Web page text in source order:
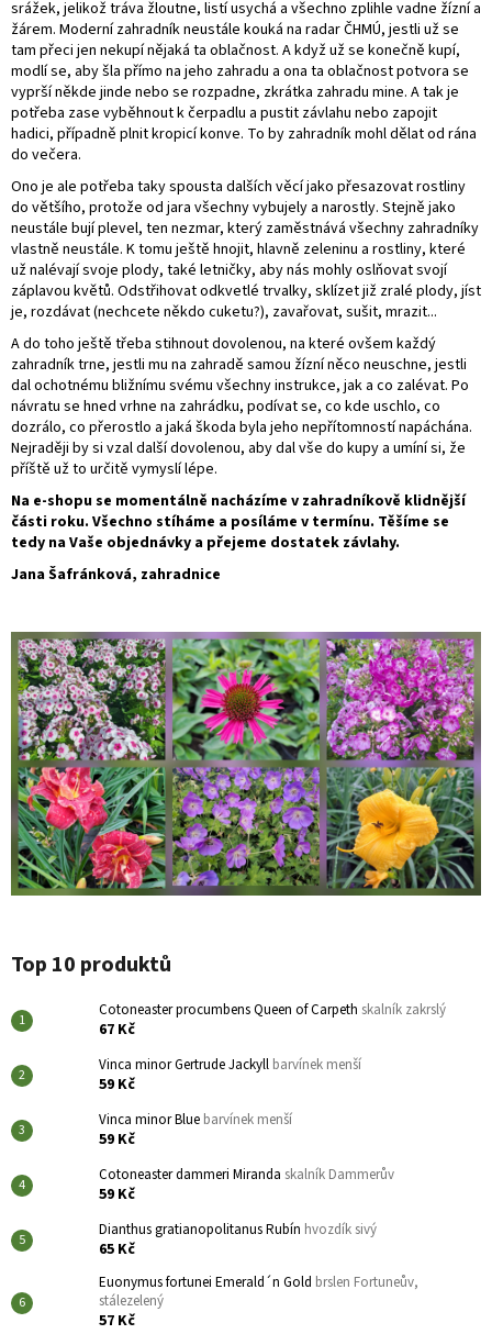
srážek, jelikož tráva žloutne, listí usychá a všechno zplihle vadne žízní a
žárem. Moderní zahradník neustále kouká na radar ČHMÚ, jestli už se
tam přeci jen nekupí nějaká ta oblačnost. A když už se konečně kupí,
modlí se, aby šla přímo na jeho zahradu a ona ta oblačnost potvora se
vyprší někde jinde nebo se rozpadne, zkrátka zahradu mine. A tak je
potřeba zase vyběhnout k čerpadlu a pustit závlahu nebo zapojit
hadici, případně plnit kropicí konve. To by zahradník mohl dělat od rána
do večera.
Ono je ale potřeba taky spousta dalších věcí jako přesazovat rostliny
do většího, protože od jara všechny vybujely a narostly. Stejně jako
neustále bují plevel, ten nezmar, který zaměstnává všechny zahradníky
vlastně neustále. K tomu ještě hnojit, hlavně zeleninu a rostliny, které
už nalévají svoje plody, také letničky, aby nás mohly oslňovat svojí
záplavou květů. Odstřihovat odkvetlé trvalky, sklízet již zralé plody, jíst
je, rozdávat (nechcete někdo cuketu?), zavařovat, sušit, mrazit...
A do toho ještě třeba stihnout dovolenou, na které ovšem každý
zahradník trne, jestli mu na zahradě samou žízní něco neuschne, jestli
dal ochotnému bližnímu svému všechny instrukce, jak a co zalévat. Po
návratu se hned vrhne na zahrádku, podívat se, co kde uschlo, co
dozrálo, co přerostlo a jaká škoda byla jeho nepřítomností napáchána.
Nejraději by si vzal další dovolenou, aby dal vše do kupy a umíní si, že
příště už to určitě vymyslí lépe.
Na e-shopu se momentálně nacházíme v zahradníkově klidnější
části roku. Všechno stíháme a posíláme v termínu. Těšíme se
tedy na Vaše objednávky a přejeme dostatek závlahy.
Jana Šafránková, zahradnice
Top 10 produktů
Cotoneaster procumbens Queen of Carpeth skalník zakrslý
67 Kč
Vinca minor Gertrude Jackyll barvínek menší
59 Kč
Vinca minor Blue barvínek menší
59 Kč
Cotoneaster dammeri Miranda skalník Dammerův
59 Kč
Dianthus gratianopolitanus Rubín hvozdík sivý
65 Kč
Euonymus fortunei Emerald´n Gold brslen Fortuneův,
stálezelený
57 Kč